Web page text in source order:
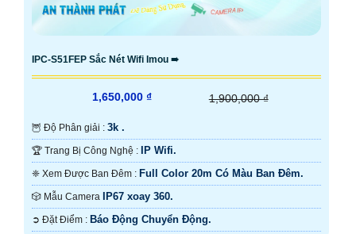
IPC-S51FEP Sắc Nét Wifi Imou ➠
1,650,000 ₫ 1,900,000 ₫
🦉 Độ Phân giải : 3k .
🏆 Trang Bị Công Nghệ : IP Wifi.
❈ Xem Được Ban Đêm : Full Color 20m Có Màu Ban Ðêm.
🎲 Mẫu Camera IP67 xoay 360.
️➲ Đặt Điểm : Báo Động Chuyển Động.